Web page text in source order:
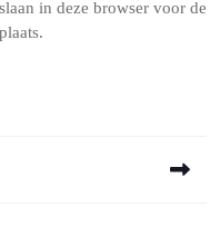
in deze browser voor de